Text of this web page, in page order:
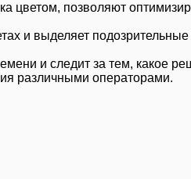
цветом, позволяют
и выделяет
и следит за тем, какое
различными операторами.